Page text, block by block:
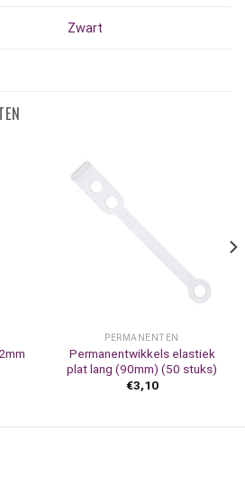
Zwart
PERMANENTEN
Permanentwikkels elastiek
plat lang (90mm) (50 stuks)
€3,10